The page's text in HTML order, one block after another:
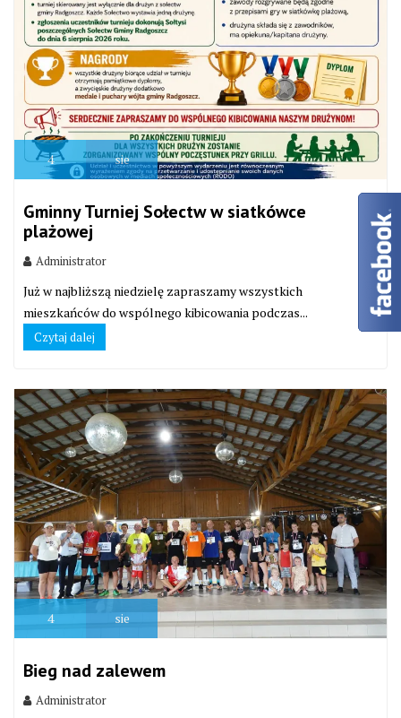
4 sie
Gminny Turniej Sołectw w siatkówce
plażowej
Administrator
Już w najbliższą niedzielę zapraszamy wszystkich
mieszkańców do wspólnego kibicowania podczas...
Czytaj dalej
4 sie
Bieg nad zalewem
Administrator